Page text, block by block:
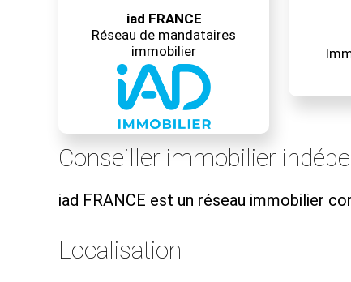
iad FRANCE
Réseau de mandataires
immobilier
Conseiller immobilier
iad FRANCE est un réseau immobilier
Localisation